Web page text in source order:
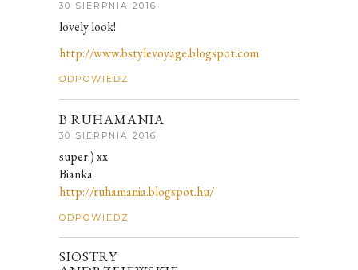
30 SIERPNIA 2016
lovely look!
http://www.bstylevoyage.blogspot.com
ODPOWIEDZ
B RUHAMANIA
30 SIERPNIA 2016
super:) xx
Bianka
http://ruhamania.blogspot.hu/
ODPOWIEDZ
SIOSTRY